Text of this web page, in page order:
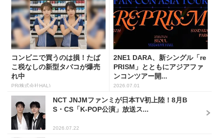
コンビニで買うのは損！たば
こ税なしの新型タバコが爆売
れ中
PR(株式会社HAL)
2NE1 DARA、新シングル「re
PRISM」とともにアジアファ
ンコンツアー開...
2026.07.01
NCT JNJMファンミが日本TV初上陸！8月B
S・CS「K-POP公演」放送ス...
2026.07.22